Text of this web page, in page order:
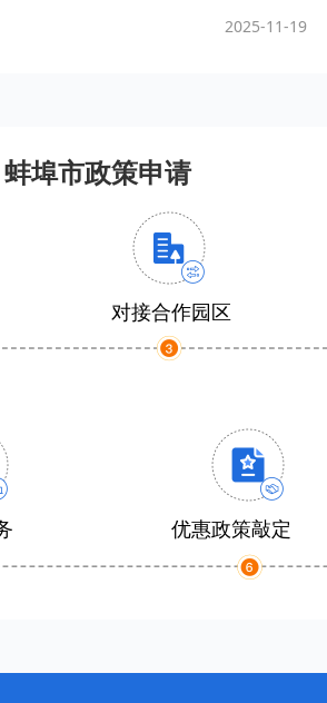
2025-11-19
蚌埠市政策申请
对接合作园区
优惠政策敲定